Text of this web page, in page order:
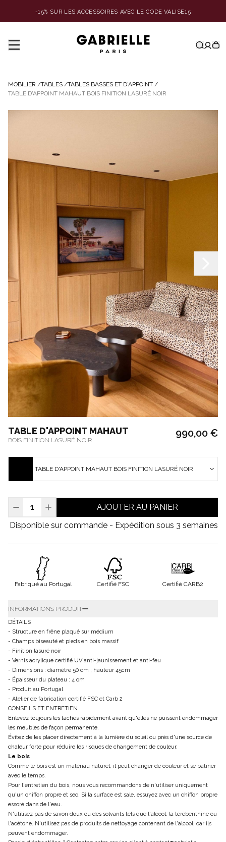
-15% SUR LES ACCESSOIRES AVEC LE CODE VALISE15
MOBILIER /TABLES /TABLES BASSES ET D'APPOINT /
TABLE D'APPOINT MAHAUT BOIS FINITION LASURÉ NOIR
TABLE D'APPOINT MAHAUT
BOIS FINITION LASURÉ NOIR
990,00 €
TABLE D'APPOINT MAHAUT BOIS FINITION LASURÉ NOIR
AJOUTER AU PANIER
Disponible sur commande - Expédition sous 3 semaines
Fabriqué au Portugal Certifié FSC Certifié CARB2
INFORMATIONS PRODUIT
DÉTAILS
- Structure en frêne plaqué sur médium
- Champs biseauté et pieds en bois massif
- Finition lasuré noir
- Vernis acrylique certifié UV anti-jaunissement et anti-feu
- Dimensions : diamètre 50 cm ; hauteur 45cm
- Épaisseur du plateau : 4 cm
- Produit au Portugal
- Atelier de fabrication certifié FSC et Carb 2
CONSEILS ET ENTRETIEN
Enlevez toujours les taches rapidement avant qu'elles ne puissent endommager
les meubles de façon permanente.
Évitez de les placer directement à la lumière du soleil ou près d'une source de
chaleur forte pour réduire les risques de changement de couleur.
Le bois
Comme le bois est un matériau naturel, il peut changer de couleur et se patiner
avec le temps.
Pour l'entretien du bois, nous vous recommandons de n'utiliser uniquement
qu'un chiffon propre et sec. Si la surface est sale, essuyez avec un chiffon propre
essoré dans de l'eau.
N'utilisez pas de savon doux ou des solvants tels que l'alcool, la térébenthine ou
l'acétone. N'utilisez pas de produits de nettoyage contenant de l'alcool, car ils
peuvent endommager.